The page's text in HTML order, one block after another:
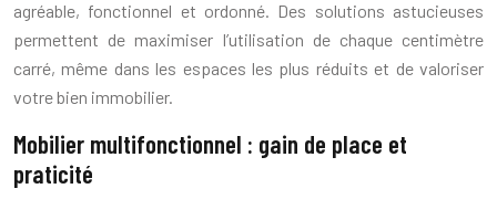
agréable, fonctionnel et ordonné. Des solutions astucieuses
permettent de maximiser l’utilisation de chaque centimètre
carré, même dans les espaces les plus réduits et de valoriser
votre bien immobilier.
Mobilier multifonctionnel : gain de place et
praticité